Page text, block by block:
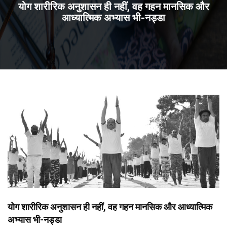
योग शारीरिक अनुशासन ही नहीं, वह गहन मानसिक और
आध्यात्मिक अभ्यास भी-नड्डा
योग शारीरिक अनुशासन ही नहीं, वह गहन मानसिक और आध्यात्मिक
अभ्यास भी-नड्डा